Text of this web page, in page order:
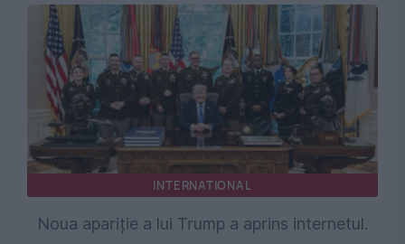
INTERNATIONAL
Noua apariție a lui Trump a aprins internetul.